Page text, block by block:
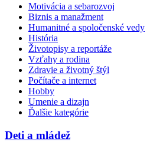
Motivácia a sebarozvoj
Biznis a manažment
Humanitné a spoločenské vedy
História
Životopisy a reportáže
Vzťahy a rodina
Zdravie a životný štýl
Počítače a internet
Hobby
Umenie a dizajn
Ďalšie kategórie
Deti a mládež